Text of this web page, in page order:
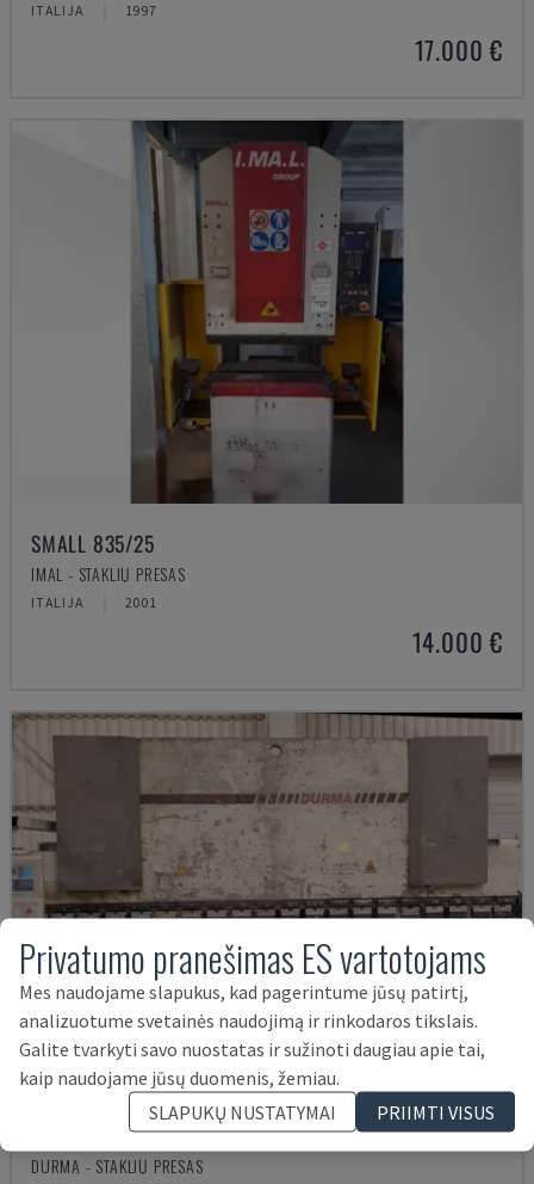
ITALIJA 1997
17.000 €
SMALL 835/25
IMAL - STAKLIŲ PRESAS
ITALIJA 2001
14.000 €
HAP 40200
DURMA - STAKLIŲ PRESAS
Privatumo pranešimas ES vartotojams
Mes naudojame slapukus, kad pagerintume jūsų patirtį,
analizuotume svetainės naudojimą ir rinkodaros tikslais.
Galite tvarkyti savo nuostatas ir sužinoti daugiau apie tai,
kaip naudojame jūsų duomenis, žemiau.
SLAPUKŲ NUSTATYMAI
PRIIMTI VISUS